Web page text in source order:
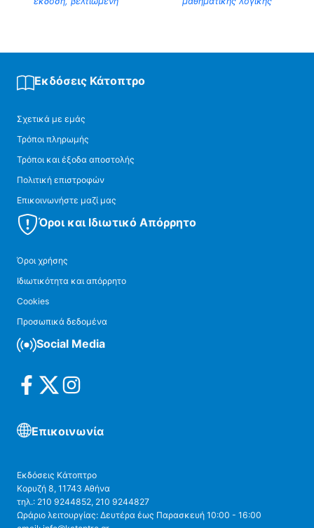
Εκδόσεις Κάτοπτρο
Σχετικά με εμάς
Τρόποι πληρωμής
Τρόποι και έξοδα αποστολής
Πολιτική επιστροφών
Επικοινωνήστε μαζί μας
Όροι και Ιδιωτικό Απόρρητο
Όροι χρήσης
Ιδιωτικότητα και απόρρητο
Cookies
Προσωπικά δεδομένα
Social Media
Επικοινωνία
Εκδόσεις Κάτοπτρο
Κορυζή 8, 11743 Αθήνα
τηλ.: 210 9244852, 210 9244827
Ωράριο λειτουργίας: Δευτέρα έως Παρασκευή 10:00 - 16:00